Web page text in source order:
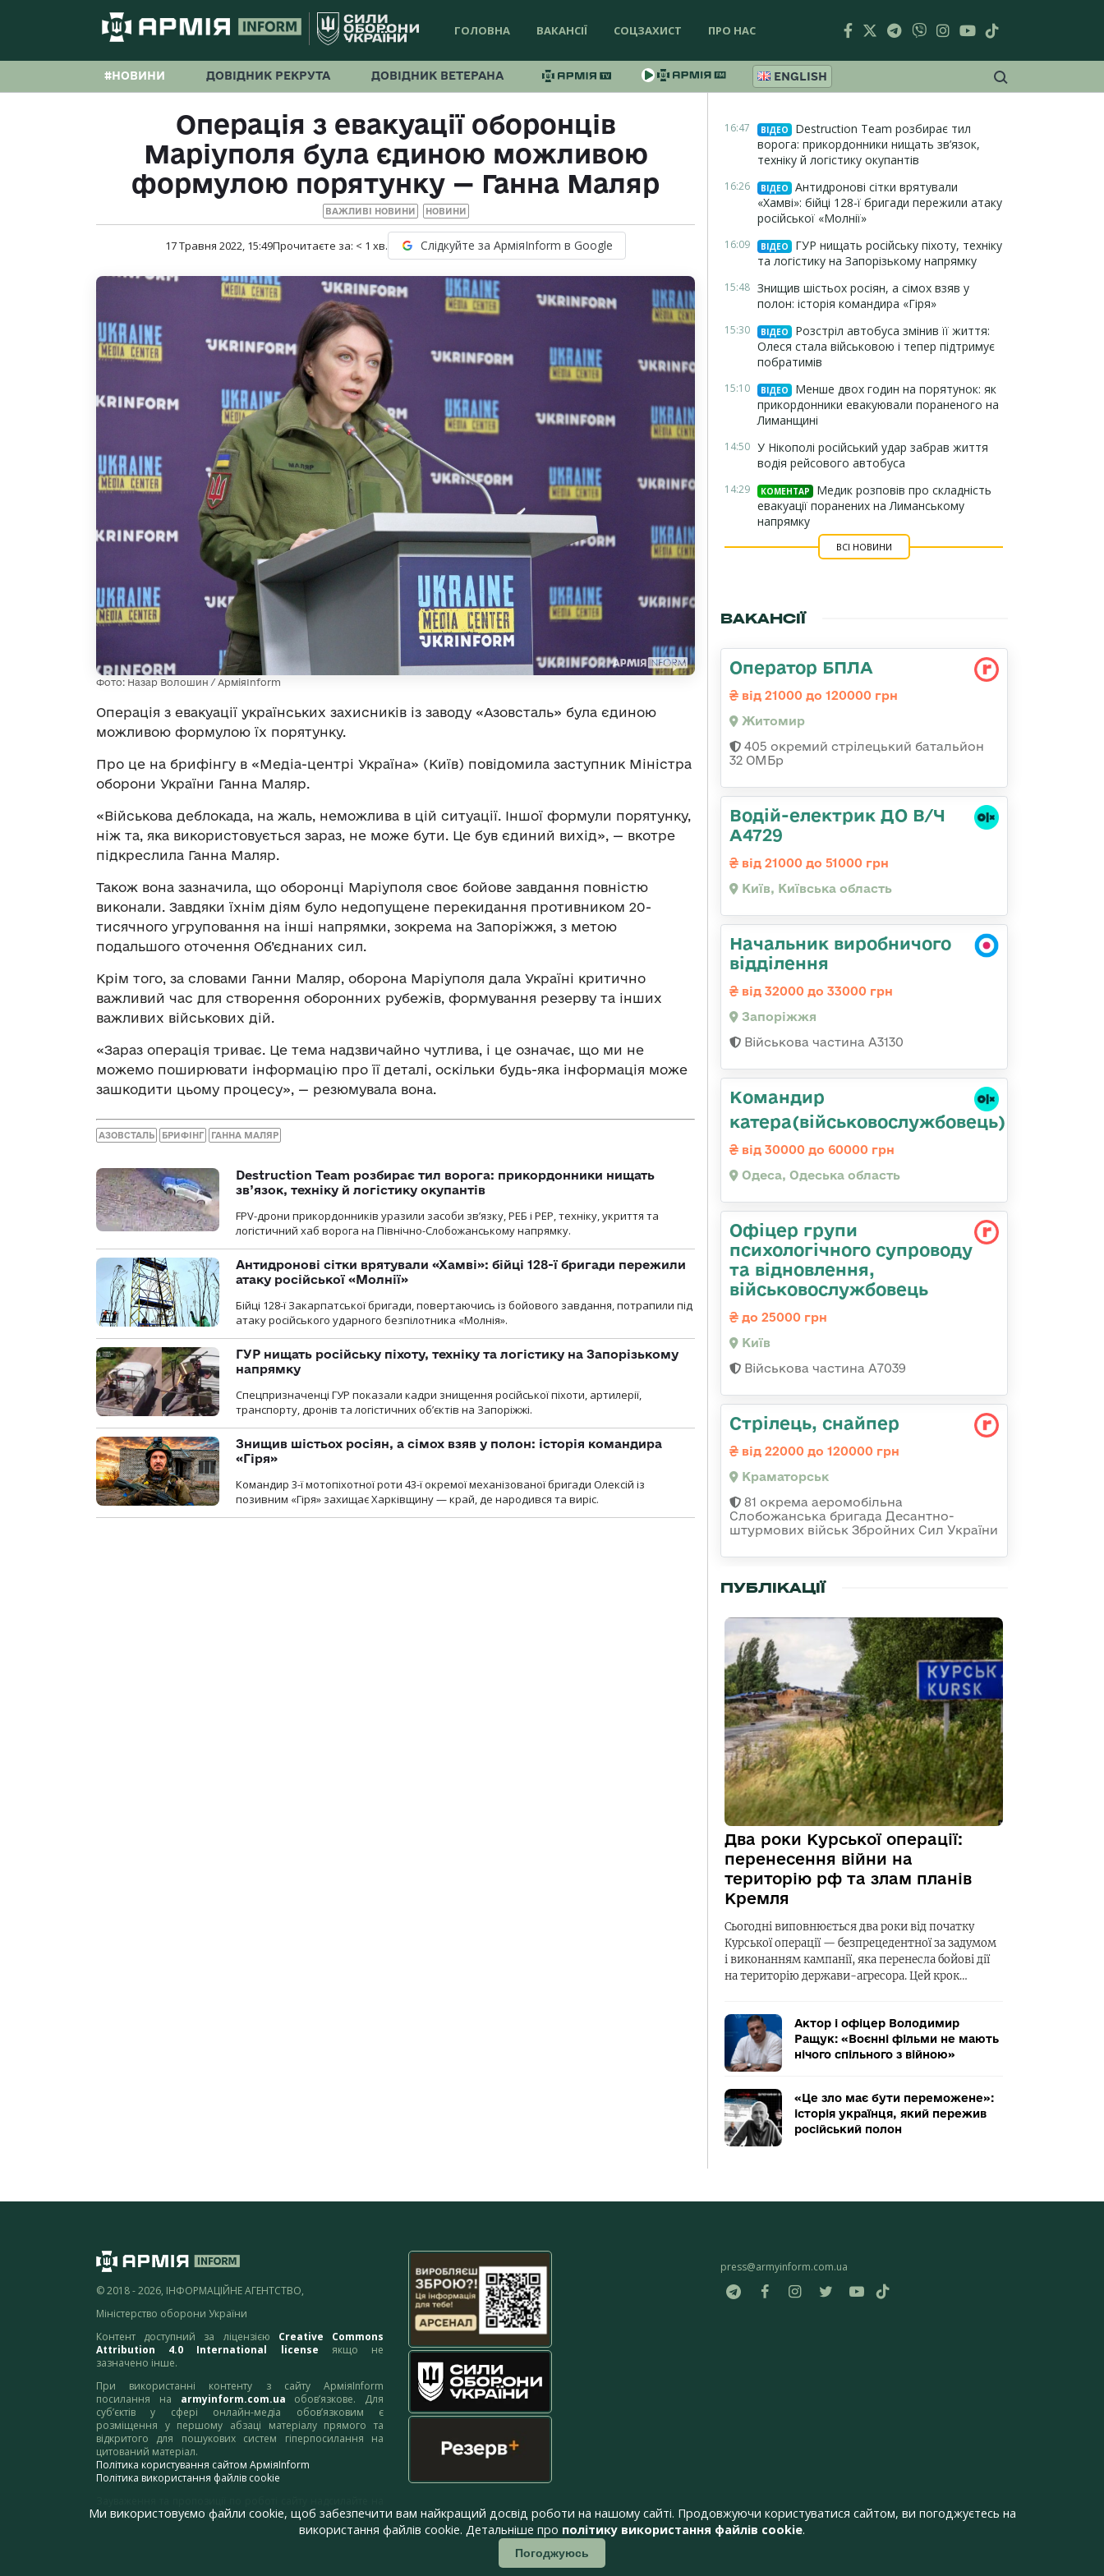
ГОЛОВНА ВАКАНСІЇ СОЦЗАХИСТ ПРО НАС
#НОВИНИ ДОВІДНИК РЕКРУТА ДОВІДНИК ВЕТЕРАНА ENGLISH
Операція з евакуації оборонців
Маріуполя була єдиною можливою
формулою порятунку — Ганна Маляр
ВАЖЛИВІ НОВИНИ НОВИНИ
17 Травня 2022, 15:49Прочитаєте за: < 1 хв. Слідкуйте за АрміяInform в Google
Фото: Назар Волошин / АрміяInform
Операція з евакуації українських захисників із заводу «Азовсталь» була єдиною
можливою формулою їх порятунку.
Про це на брифінгу в «Медіа-центрі Україна» (Київ) повідомила заступник Міністра
оборони України Ганна Маляр.
«Військова деблокада, на жаль, неможлива в цій ситуації. Іншої формули порятунку,
ніж та, яка використовується зараз, не може бути. Це був єдиний вихід», — вкотре
підкреслила Ганна Маляр.
Також вона зазначила, що оборонці Маріуполя своє бойове завдання повністю
виконали. Завдяки їхнім діям було недопущене перекидання противником 20-
тисячного угруповання на інші напрямки, зокрема на Запоріжжя, з метою
подальшого оточення Об’єднаних сил.
Крім того, за словами Ганни Маляр, оборона Маріуполя дала Україні критично
важливий час для створення оборонних рубежів, формування резерву та інших
важливих військових дій.
«Зараз операція триває. Це тема надзвичайно чутлива, і це означає, що ми не
можемо поширювати інформацію про її деталі, оскільки будь-яка інформація може
зашкодити цьому процесу», — резюмувала вона.
АЗОВСТАЛЬ БРИФІНГ ГАННА МАЛЯР
Destruction Team розбирає тил ворога: прикордонники нищать
зв’язок, техніку й логістику окупантів
FPV-дрони прикордонників уразили засоби зв’язку, РЕБ і РЕР, техніку, укриття та
логістичний хаб ворога на Північно-Слобожанському напрямку.
Антидронові сітки врятували «Хамві»: бійці 128-ї бригади пережили
атаку російської «Молнії»
Бійці 128-ї Закарпатської бригади, повертаючись із бойового завдання, потрапили під
атаку російського ударного безпілотника «Молнія».
ГУР нищать російську піхоту, техніку та логістику на Запорізькому
напрямку
Спецпризначенці ГУР показали кадри знищення російської піхоти, артилерії,
транспорту, дронів та логістичних об’єктів на Запоріжжі.
Знищив шістьох росіян, а сімох взяв у полон: історія командира
«Гіря»
Командир 3-ї мотопіхотної роти 43-ї окремої механізованої бригади Олексій із
позивним «Гіря» захищає Харківщину — край, де народився та виріс.
16:47 ВІДЕО
Destruction Team розбирає тил
ворога: прикордонники нищать зв’язок,
техніку й логістику окупантів
16:26 ВІДЕО
Антидронові сітки врятували
«Хамві»: бійці 128-ї бригади пережили атаку
російської «Молнії»
16:09 ВІДЕО
ГУР нищать російську піхоту, техніку
та логістику на Запорізькому напрямку
15:48 Знищив шістьох росіян, а сімох взяв у
полон: історія командира «Гіря»
15:30 ВІДЕО
Розстріл автобуса змінив її життя:
Олеся стала військовою і тепер підтримує
побратимів
15:10 ВІДЕО
Менше двох годин на порятунок: як
прикордонники евакуювали пораненого на
Лиманщині
14:50 У Нікополі російський удар забрав життя
водія рейсового автобуса
14:29 КОМЕНТАР
Медик розповів про складність
евакуації поранених на Лиманському
напрямку
ВСІ НОВИНИ
ВАКАНСІЇ
Оператор БПЛА
від 21000 до 120000 грн
Житомир
405 окремий стрілецький батальйон
32 ОМБр
Водій-електрик ДО В/Ч
А4729
від 21000 до 51000 грн
Київ, Київська область
Начальник виробничого
відділення
від 32000 до 33000 грн
Запоріжжя
Військова частина А3130
Командир
катера(військовослужбовець)
від 30000 до 60000 грн
Одеса, Одеська область
Офіцер групи
психологічного супроводу
та відновлення,
військовослужбовець
до 25000 грн
Київ
Військова частина А7039
Стрілець, снайпер
від 22000 до 120000 грн
Краматорськ
81 окрема аеромобільна
Слобожанська бригада Десантно-
штурмових військ Збройних Сил України
ПУБЛІКАЦІЇ
Два роки Курської операції:
перенесення війни на
територію рф та злам планів
Кремля
Сьогодні виповнюється два роки від початку
Курської операції — безпрецедентної за задумом
і виконанням кампанії, яка перенесла бойові дії
на територію держави-агресора. Цей крок…
Актор і офіцер Володимир
Ращук: «Воєнні фільми не мають
нічого спільного з війною»
«Це зло має бути переможене»:
історія українця, який пережив
російський полон
© 2018 - 2026, ІНФОРМАЦІЙНЕ АГЕНТСТВО,
Міністерство оборони України
Контент доступний за ліцензією Creative Commons
Attribution 4.0 International license якщо не
зазначено інше.
При використанні контенту з сайту АрміяInform
посилання на armyinform.com.ua обов’язкове. Для
суб’єктів у сфері онлайн-медіа обов’язковим є
розміщення у першому абзаці матеріалу прямого та
відкритого для пошукових систем гіперпосилання на
цитований матеріал.
Політика користування сайтом АрміяInform
Політика використання файлів cookie
адресу:webmaster@armyinform.com.ua
press@armyinform.com.ua
Ми використовуємо файли cookie, щоб забезпечити вам найкращий досвід роботи на нашому сайті. Продовжуючи користуватися сайтом, ви погоджуєтесь на
використання файлів cookie. Детальніше про політику використання файлів cookie.
Погоджуюсь